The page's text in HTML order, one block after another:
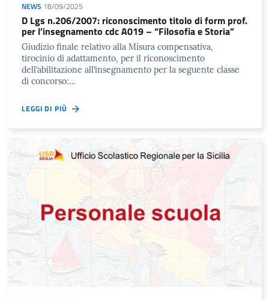
NEWS 18/09/2025
D Lgs n.206/2007: riconoscimento titolo di form prof.
per l’insegnamento cdc A019 – “Filosofia e Storia”
Giudizio finale relativo alla Misura compensativa,
tirocinio di adattamento, per il riconoscimento
dell’abilitazione all’insegnamento per la seguente classe
di concorso:…
LEGGI DI PIÙ